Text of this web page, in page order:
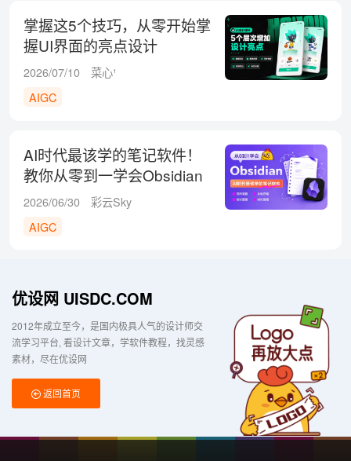
掌握这5个技巧，从零开始掌
握UI界面的亮点设计
2026/07/10
菜心¹
AIGC
AI时代最该学的笔记软件！
教你从零到一学会Obsidian
2026/06/30
彩云Sky
AIGC
优设网 UISDC.COM
2012年成立至今，是国内极具人气的设计师交
流学习平台 看设计文章，学软件教程，找灵感
素材，尽在优设网
返回首页